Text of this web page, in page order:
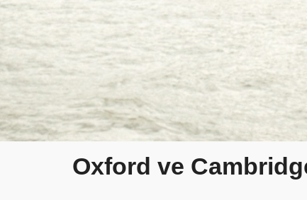
Oxford ve